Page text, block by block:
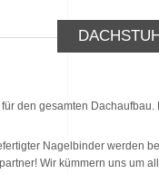
den gesamten
Nagelbinder werden
Wir kümmern uns um